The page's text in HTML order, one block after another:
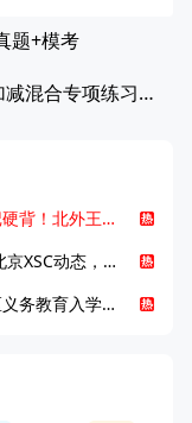
题+模考
【小升初数学】一年级41-55加减混合专项练习题（第61-80篇）
告别死记硬背！北外王牌精读词汇课，帮孩子突破英语词汇难关
2026年北京XSC动态，持续更新中ing...
北京各区义务教育入学咨询电话汇总，25年小升初家长提前收藏